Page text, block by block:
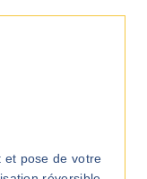
et pose de votre